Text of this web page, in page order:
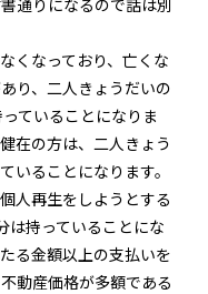
くなっており、亡くな
り、二人きょうだいの
ていることになりま
在の方は、二人きょう
いることになります。
人再生をしようとする
は持っていることにな
る金額以上の支払いを
動産価格が多額である